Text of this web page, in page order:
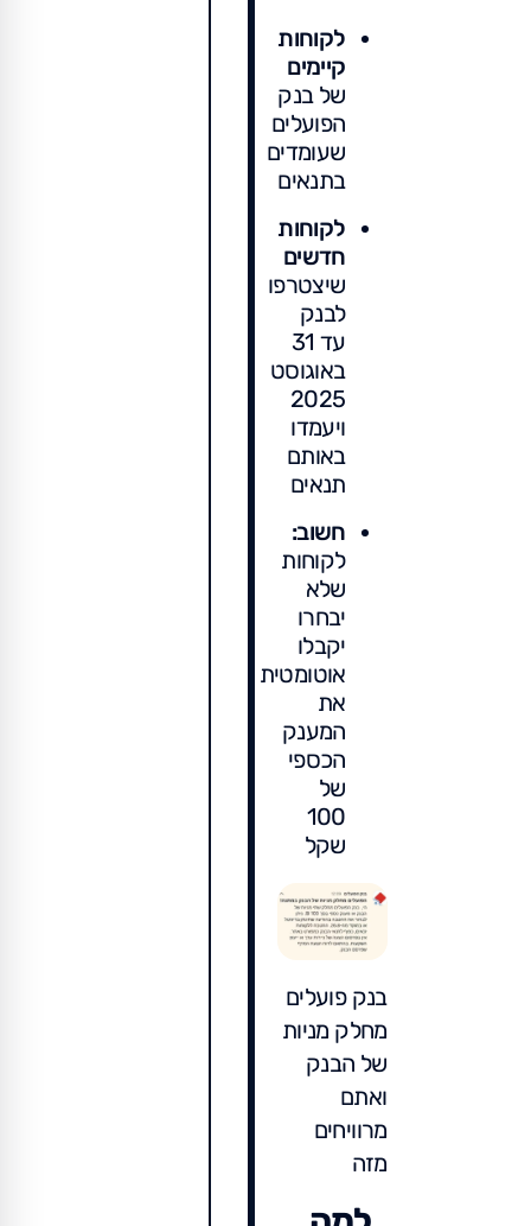
לקוחות
קיימים
של בנק
הפועלים
שעומדים
בתנאים
לקוחות
חדשים
שיצטרפו
לבנק
עד 31
באוגוסט
2025
ויעמדו
באותם
תנאים
חשוב:
לקוחות
שלא
יבחרו
יקבלו
אוטומטית
את
המענק
הכספי
של
100
שקל
בנק פועלים
מחלק מניות
של הבנק
ואתם
מרוויחים
מזה